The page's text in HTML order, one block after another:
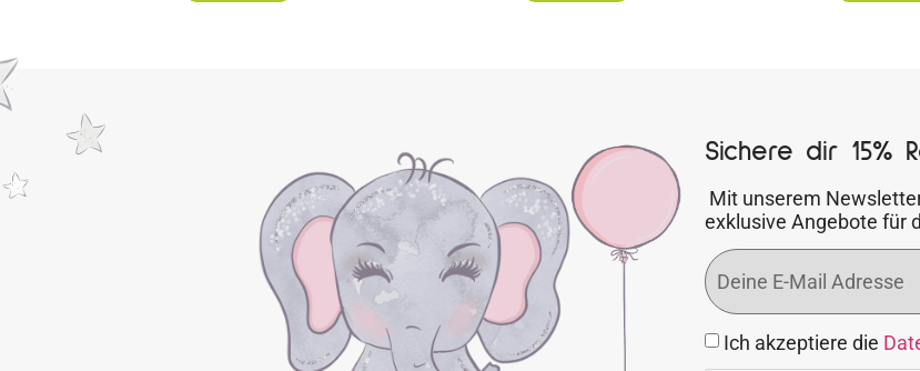
Sichere dir 15%
Mit unserem
exklusive Angebote für
Ich akzeptiere die